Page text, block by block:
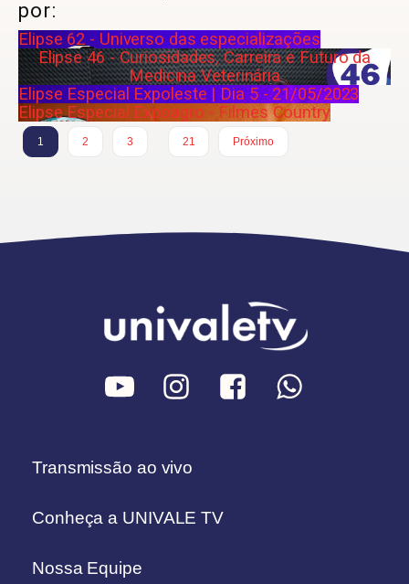
por:
Elipse 62 - Universo das especializações
Elipse 46 - Curiosidades, Carreira e Futuro da
Medicina Veterinária
Elipse Especial Expoleste | Dia 5 - 21/05/2023
Elipse Especial Expoagro - Filmes Country
1 2 3
21
Próximo
Transmissão ao vivo
Conheça a UNIVALE TV
Nossa Equipe